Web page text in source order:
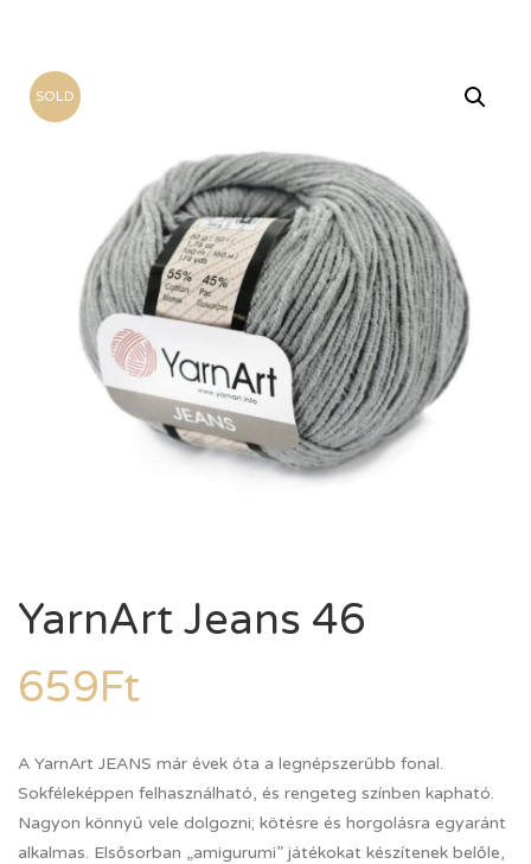
SOLD
YarnArt Jeans 46
659Ft
A YarnArt JEANS már évek óta a legnépszerűbb fonal.
Sokféleképpen felhasználható, és rengeteg színben kapható.
Nagyon könnyű vele dolgozni; kötésre és horgolásra egyaránt
alkalmas. Elsősorban „amigurumi” játékokat készítenek belőle,